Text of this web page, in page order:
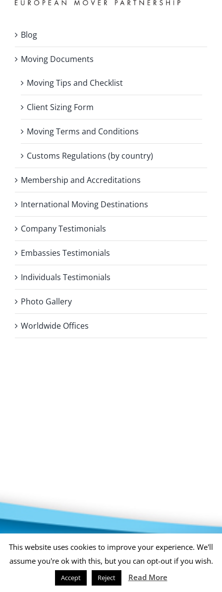
Blog
Moving Documents
Moving Tips and Checklist
Client Sizing Form
Moving Terms and Conditions
Customs Regulations (by country)
Membership and Accreditations
International Moving Destinations
Company Testimonials
Embassies Testimonials
Individuals Testimonials
Photo Gallery
Worldwide Offices
This website uses cookies to improve your experience. We'll
assume you're ok with this, but you can opt-out if you wish.
Accept Reject Read More